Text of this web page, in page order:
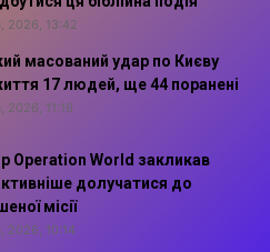
2026, 13:42
масований удар по Києву
17 людей, ще 44 поранені
2026, 11:16
Operation World закликав
долучатися до
місії
2026, 10:14